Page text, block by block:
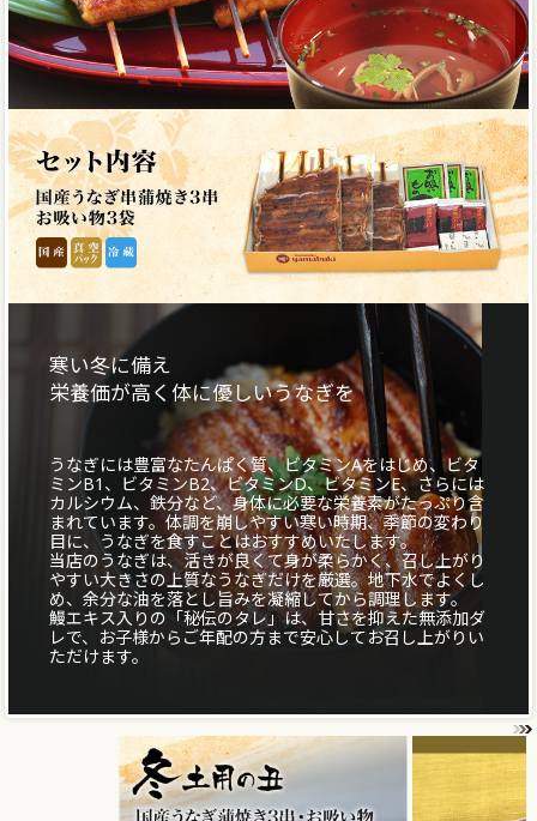
寒い冬に備え
栄養価が高く体に優しいうなぎを
うなぎには豊富なたんぱく質、ビタミンAをはじめ、ビタ
ミンB1、ビタミンB2、ビタミンD、ビタミンE、さらには
カルシウム、鉄分など、身体に必要な栄養素がたっぷり含
まれています。体調を崩しやすい寒い時期、季節の変わり
目に、うなぎを食すことはおすすめいたします。
当店のうなぎは、活きが良くて身が柔らかく、召し上がり
やすい大きさの上質なうなぎだけを厳選。地下水でよくし
め、余分な油を落とし旨みを凝縮してから調理します。
鰻エキス入りの「秘伝のタレ」は、甘さを抑えた無添加ダ
レで、お子様からご年配の方まで安心してお召し上がりい
ただけます。